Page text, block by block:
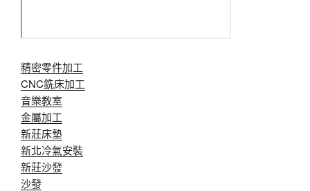
精密零件加工
CNC銑床加工
音樂教室
金屬加工
新莊床墊
新北冷氣安裝
新莊沙發
沙發